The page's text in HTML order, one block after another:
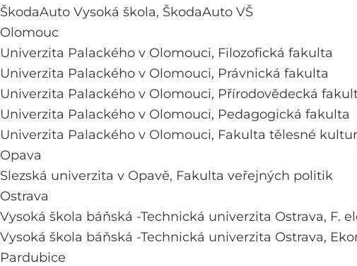
ŠkodaAuto Vysoká škola, ŠkodaAuto VŠ
Olomouc
Univerzita Palackého v Olomouci, Filozofická fakulta
Univerzita Palackého v Olomouci, Právnická fakulta
Univerzita Palackého v Olomouci, Přírodovědecká
Univerzita Palackého v Olomouci, Pedagogická fakulta
Univerzita Palackého v Olomouci, Fakulta tělesné
Opava
Slezská univerzita v Opavě, Fakulta veřejných politik
Ostrava
Vysoká škola báňská -Technická univerzita Ostrava, F.
Vysoká škola báňská -Technická univerzita Ostrava,
Pardubice